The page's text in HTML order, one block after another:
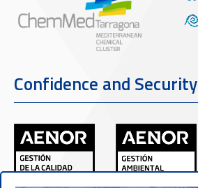
Confidence and Security